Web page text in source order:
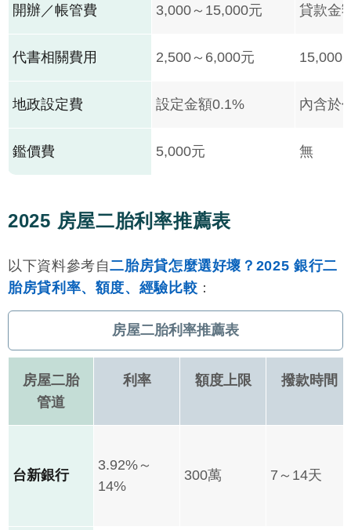
開辦／帳管費 3,000～15,000元 貸款金
代書相關費用 2,500～6,000元 15,000
地政設定費 設定金額0.1% 內含於
鑑價費 5,000元 無
2025 房屋二胎利率推薦表
以下資料參考自二胎房貸怎麼選好壞？2025 銀行二
胎房貸利率、額度、經驗比較 ：
房屋二胎利率推薦表
房屋二胎
管道
利率 額度上限 撥款時間
台新銀行
3.92%～
14%
300萬 7～14天